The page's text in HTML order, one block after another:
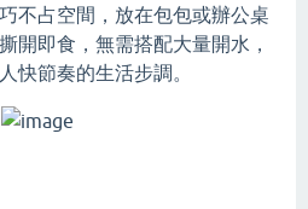
不占空間，放在包包或辦公桌
開即食，無需搭配大量開水，
快節奏的生活步調。